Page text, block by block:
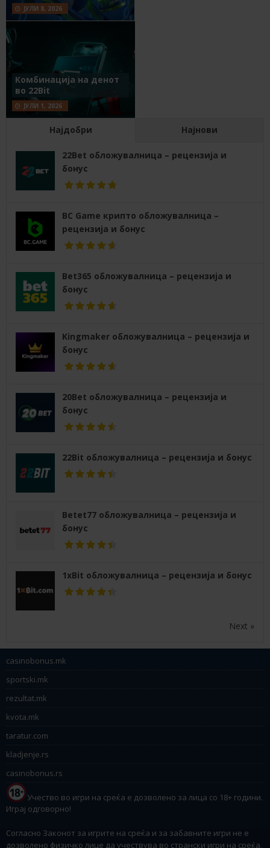
ЈУЛИ 8, 2026
Комбинација на денот
во 22Bit
ЈУЛИ 1, 2026
Најдобри Најнови
22Bet обложувалница – рецензија и
бонус
BC Game крипто обложувалница –
рецензија и бонус
Bet365 обложувалница – рецензија и
бонус
Kingmaker обложувалница – рецензија и
бонус
20Bet обложувалница – рецензија и
бонус
22Bit обложувалница – рецензија и бонус
Betet77 обложувалница – рецензија и
бонус
1xBit обложувалница – рецензија и бонус
Next »
casinobonus.mk
sportski.mk
rezultat.mk
kvota.mk
taratur.com
kladjenje.rs
casinobonus.rs
Учество во игри на среќа е дозволено за лица со 18+ години.
Играј одговорно!
Согласно Законот за игрите на среќа и за забавните игри не е
дозволено физичко лице да учествува во странски игри на среќа,